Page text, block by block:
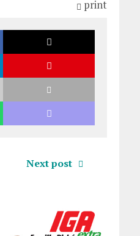
print
Next post